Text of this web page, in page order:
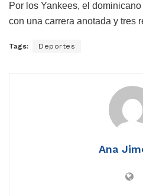
Por los Yankees, el dominicano
con una carrera anotada y tres
Tags: Deportes
Ana